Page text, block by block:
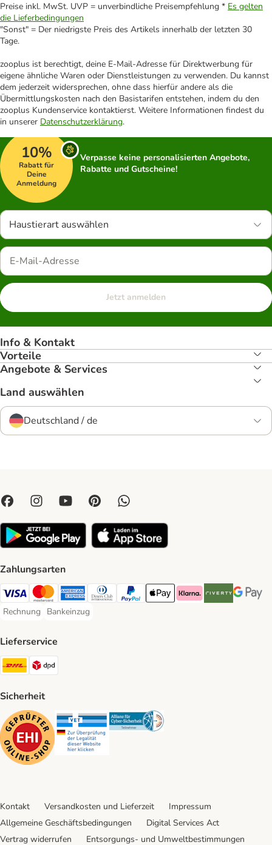
Preise inkl. MwSt. UVP = unverbindliche Preisempfehlung * Es gelten
die Lieferbedingungen
"Sonst" = Der niedrigste Preis des Artikels innerhalb der letzten 30
Tage.
zooplus ist berechtigt, deine E-Mail-Adresse für Direktwerbung für
eigene ähnliche Waren oder Dienstleistungen zu verwenden. Du kannst
dem jederzeit widersprechen, ohne dass hierfür andere als die
Übermittlungskosten nach den Basistarifen entstehen, indem du den
zooplus Kundenservice kontaktierst. Weitere Informationen findest du
in unserer Datenschutzerklärung.
10%
Rabatt für
Deine
Anmeldung
Verpasse keine personalisierten Angebote,
Rabatte und Gutscheine!
Haustierart auswählen
Jetzt anmelden
Info & Kontakt
Vorteile
Angebote & Services
Land auswählen
Deutschland / de
Zahlungsarten
Visa Payment Method
Mastercard Payment Method
American Express Payment Method
Diners Club Payment Method
PayPal Payment Method
Apple Pay Payment Method
Klarna Payment Method
Riverty Payment
Google
Rechnung
Rechnung Payment Method
Bankeinzug
Bankeinzug Payment Method
Lieferservice
DHL Shipping Method
Sicherheit
Security Security Security
Kontakt Versandkosten und Lieferzeit
Impressum
Allgemeine Geschäftsbedingungen
Digital Services Act
Vertrag widerrufen
Entsorgungs- und Umweltbestimmungen